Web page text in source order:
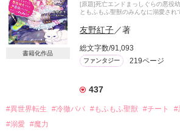
リズベルト王国の王女アリシアは、
敗戦に伴い長年の敵対国である隣国との同
ユルラシア王国の王太子のもとへ嫁ぐこと
正式な婚姻は1年後。
本来なら隣国へ行くのもその時で良いのだ
しかも王太子には寵愛を与える側妃がすで
愛される見込みもないという。
書籍化作品
[原題]死亡エンドまっしぐらの悪役
ともふもふ聖獣のみんなに溺愛され
友野紅子／著
総文字数/91,093
ファンタジー 219ページ
437
#異世界転生 #冷徹パパ #もふもふ聖獣 #チート #
#溺愛 #魔力